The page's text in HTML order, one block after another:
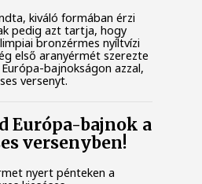
kiváló formában érzi
pedig azt tartja, hogy
bronzérmes nyíltvízi
első aranyérmét szerezte
bajnokságon azzal,
versenyt.
Európa-bajnok a
versenyben!
nyert pénteken a